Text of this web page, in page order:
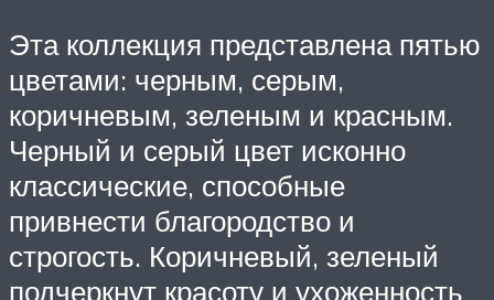
Эта коллекция представлена пятью
цветами: черным, серым,
коричневым, зеленым и красным.
Черный и серый цвет исконно
классические, способные
привнести благородство и
строгость. Коричневый, зеленый
подчеркнут красоту и ухоженность